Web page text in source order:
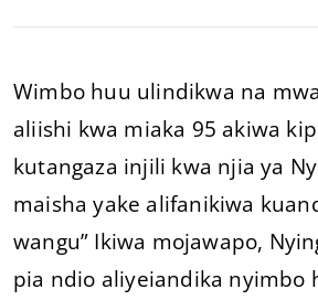
Wimbo huu ulindikwa na
aliishi kwa miaka 95 akiwa
kutangaza injili kwa njia ya
maisha yake alifanikiwa
wangu” Ikiwa mojawapo,
pia ndio aliyeiandika nyimbo